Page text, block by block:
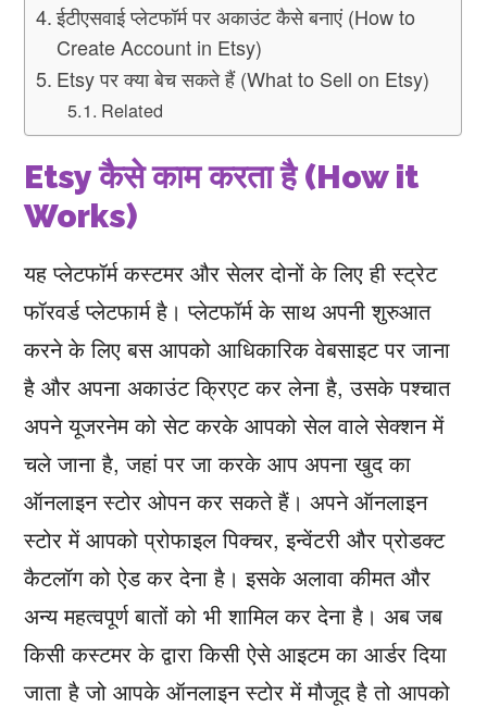
ईटीएसवाई प्लेटफॉर्म पर अकाउंट कैसे बनाएं (How to
Create Account in Etsy)
Etsy पर क्या बेच सकते हैं (What to Sell on Etsy)
Related
Etsy कैसे काम करता है (How it
Works)
यह प्लेटफॉर्म कस्टमर और सेलर दोनों के लिए ही स्ट्रेट
फॉरवर्ड प्लेटफार्म है। प्लेटफॉर्म के साथ अपनी शुरुआत
करने के लिए बस आपको आधिकारिक वेबसाइट पर जाना
है और अपना अकाउंट क्रिएट कर लेना है, उसके पश्चात
अपने यूजरनेम को सेट करके आपको सेल वाले सेक्शन में
चले जाना है, जहां पर जा करके आप अपना खुद का
ऑनलाइन स्टोर ओपन कर सकते हैं। अपने ऑनलाइन
स्टोर में आपको प्रोफाइल पिक्चर, इन्वेंटरी और प्रोडक्ट
कैटलॉग को ऐड कर देना है। इसके अलावा कीमत और
अन्य महत्वपूर्ण बातों को भी शामिल कर देना है। अब जब
किसी कस्टमर के द्वारा किसी ऐसे आइटम का आर्डर दिया
जाता है जो आपके ऑनलाइन स्टोर में मौजूद है तो आपको